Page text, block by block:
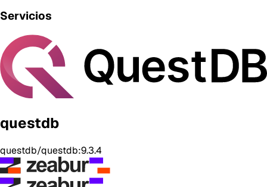
Servicios
questdb
questdb/questdb:9.3.4